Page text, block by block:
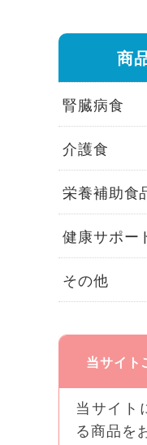
商
腎臓病食
介護食
栄養補助食
健康サポー
その他
当サイト
当サイト
る商品を